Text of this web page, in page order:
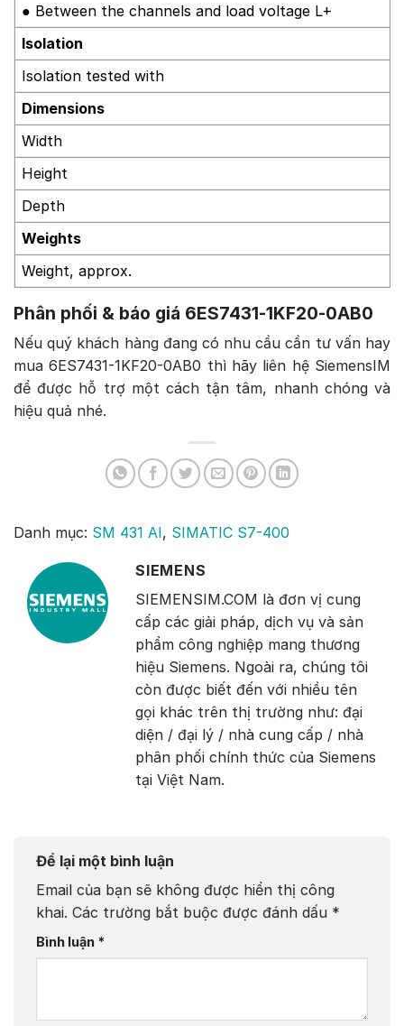
● Between the channels and load voltage L+
Isolation
Isolation tested with
Dimensions
Width
Height
Depth
Weights
Weight, approx.
Phân phối & báo giá 6ES7431-1KF20-0AB0
Nếu quý khách hàng đang có nhu cầu cần tư vấn hay
mua 6ES7431-1KF20-0AB0 thì hãy liên hệ SiemensIM
để được hỗ trợ một cách tận tâm, nhanh chóng và
hiệu quả nhé.
Danh mục: SM 431 AI, SIMATIC S7-400
SIEMENS
SIEMENSIM.COM là đơn vị cung
cấp các giải pháp, dịch vụ và sản
phẩm công nghiệp mang thương
hiệu Siemens. Ngoài ra, chúng tôi
còn được biết đến với nhiều tên
gọi khác trên thị trường như: đại
diện / đại lý / nhà cung cấp / nhà
phân phối chính thức của Siemens
tại Việt Nam.
Để lại một bình luận
Email của bạn sẽ không được hiển thị công
khai. Các trường bắt buộc được đánh dấu *
Bình luận *